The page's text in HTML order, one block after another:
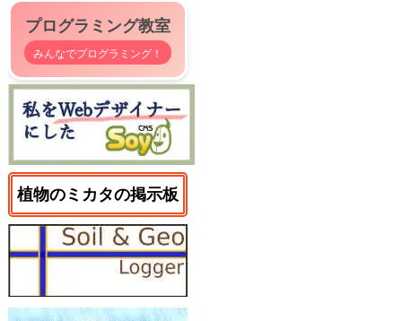
プログラミング教室
みんなでプログラミング！
植物のミカタの掲示板